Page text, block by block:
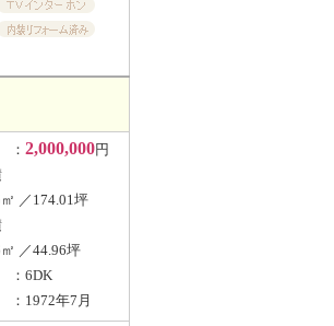
：2,000,000円
㎡ ／174.01坪
㎡ ／44.96坪
：6DK
：1972年7月